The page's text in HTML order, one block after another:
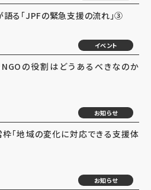
語る「JPFの緊急支援の流れ」③
イベント
の役割はどうあるべきなのか
お知らせ
「地域の変化に対応できる支援体
お知らせ